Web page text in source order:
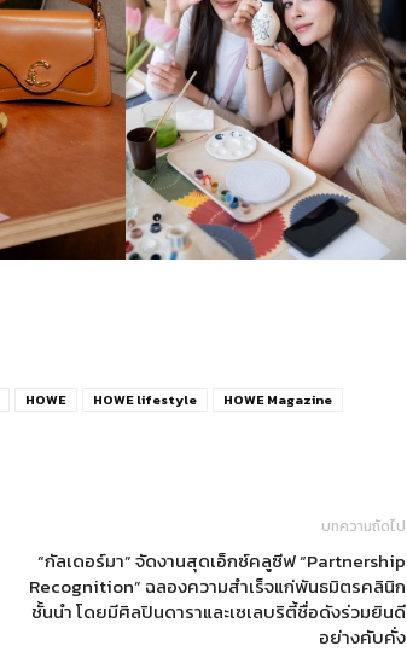
HOWE HOWE lifestyle
HOWE Magazine
บทความถัดไป
“กัลเดอร์มา” จัดงานสุดเอ็กซ์คลูซีฟ “Partnership
Recognition” ฉลองความสำเร็จแก่พันธมิตรคลินิก
ชั้นนำ โดยมีศิลปินดาราและเซเลบริตี้ชื่อดังร่วมยินดี
อย่างคับคั่ง